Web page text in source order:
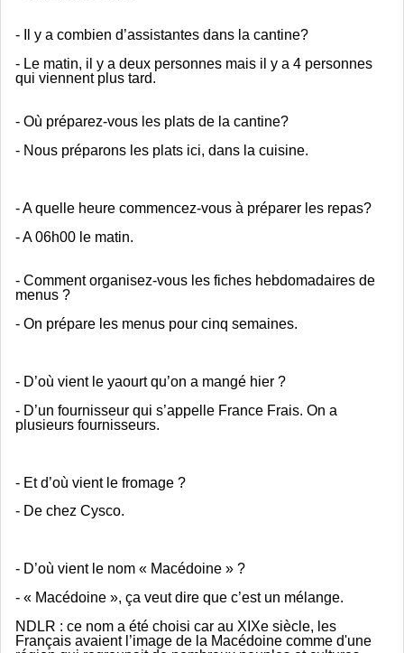
- Il y a combien d’assistantes dans la cantine?
- Le matin, il y a deux personnes mais il y a 4 personnes
qui viennent plus tard.
- Où préparez-vous les plats de la cantine?
- Nous préparons les plats ici, dans la cuisine.
- A quelle heure commencez-vous à préparer les repas?
- A 06h00 le matin.
- Comment organisez-vous les fiches hebdomadaires de
menus ?
- On prépare les menus pour cinq semaines.
- D’où vient le yaourt qu’on a mangé hier ?
- D’un fournisseur qui s’appelle France Frais. On a
plusieurs fournisseurs.
- Et d’où vient le fromage ?
- De chez Cysco.
- D’où vient le nom « Macédoine » ?
- « Macédoine », ça veut dire que c’est un mélange.
NDLR : ce nom a été choisi car au XIXe siècle, les
Français avaient l’image de la Macédoine comme d'une